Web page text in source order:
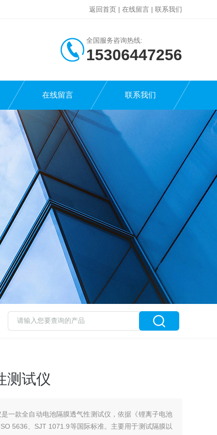
返回首页 | 在线留言 | 联系我们
全国服务咨询热线:
15306447256
在线留言 联系我们
测试仪
一款全自动电池隔膜透气性测试仪，依据《锂离子电池
5636、SJT 1071.9等国际标准。主要用于测试隔膜以